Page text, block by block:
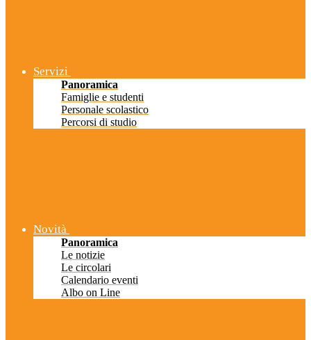
Servizi
Panoramica
Famiglie e studenti
Personale scolastico
Percorsi di studio
Novità
Panoramica
Le notizie
Le circolari
Calendario eventi
Albo on Line